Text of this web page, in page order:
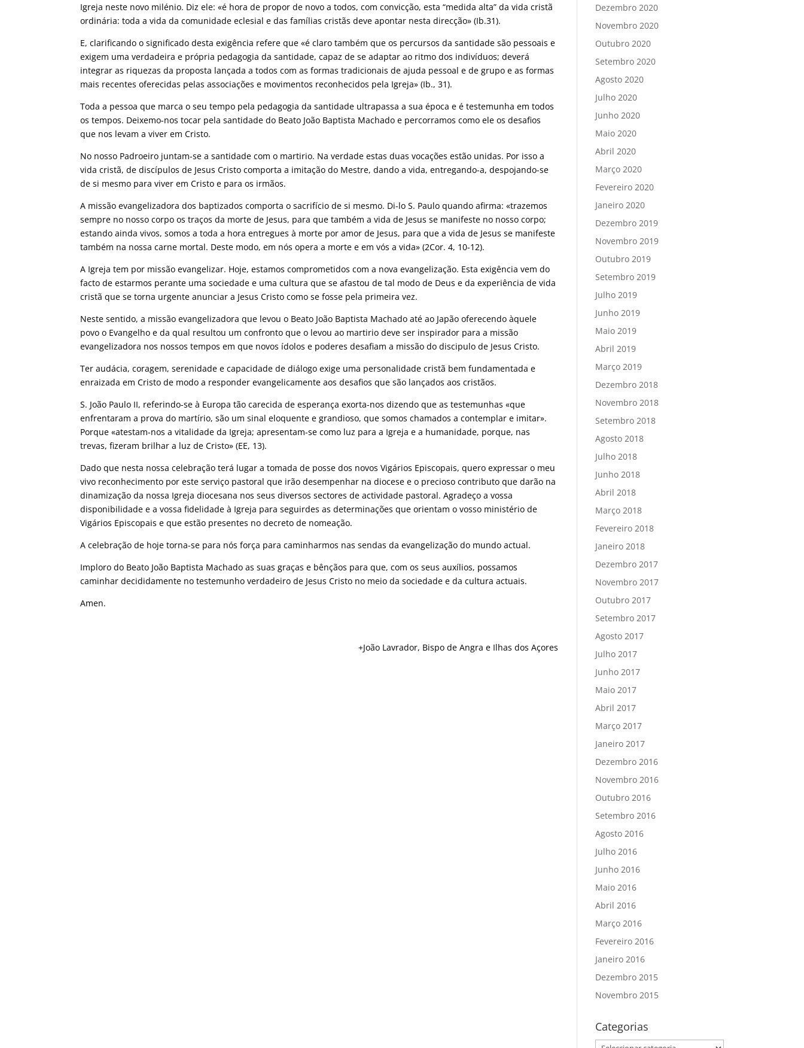
Igreja neste novo milénio. Diz ele: «é hora de propor de novo a todos, com convicção, esta “medida alta” da vida cristã
ordinária: toda a vida da comunidade eclesial e das famílias cristãs deve apontar nesta direcção» (Ib.31).
E, clarificando o significado desta exigência refere que «é claro também que os percursos da santidade são pessoais e
exigem uma verdadeira e própria pedagogia da santidade, capaz de se adaptar ao ritmo dos indivíduos; deverá
integrar as riquezas da proposta lançada a todos com as formas tradicionais de ajuda pessoal e de grupo e as formas
mais recentes oferecidas pelas associações e movimentos reconhecidos pela Igreja» (Ib., 31).
Toda a pessoa que marca o seu tempo pela pedagogia da santidade ultrapassa a sua época e é testemunha em todos
os tempos. Deixemo-nos tocar pela santidade do Beato João Baptista Machado e percorramos como ele os desafios
que nos levam a viver em Cristo.
No nosso Padroeiro juntam-se a santidade com o martirio. Na verdade estas duas vocações estão unidas. Por isso a
vida cristã, de discípulos de Jesus Cristo comporta a imitação do Mestre, dando a vida, entregando-a, despojando-se
de si mesmo para viver em Cristo e para os irmãos.
A missão evangelizadora dos baptizados comporta o sacrifício de si mesmo. Di-lo S. Paulo quando afirma: «trazemos
sempre no nosso corpo os traços da morte de Jesus, para que também a vida de Jesus se manifeste no nosso corpo;
estando ainda vivos, somos a toda a hora entregues à morte por amor de Jesus, para que a vida de Jesus se manifeste
também na nossa carne mortal. Deste modo, em nós opera a morte e em vós a vida» (2Cor. 4, 10-12).
A Igreja tem por missão evangelizar. Hoje, estamos comprometidos com a nova evangelização. Esta exigência vem do
facto de estarmos perante uma sociedade e uma cultura que se afastou de tal modo de Deus e da experiência de vida
cristã que se torna urgente anunciar a Jesus Cristo como se fosse pela primeira vez.
Neste sentido, a missão evangelizadora que levou o Beato João Baptista Machado até ao Japão oferecendo àquele
povo o Evangelho e da qual resultou um confronto que o levou ao martirio deve ser inspirador para a missão
evangelizadora nos nossos tempos em que novos ídolos e poderes desafiam a missão do discipulo de Jesus Cristo.
Ter audácia, coragem, serenidade e capacidade de diálogo exige uma personalidade cristã bem fundamentada e
enraizada em Cristo de modo a responder evangelicamente aos desafios que são lançados aos cristãos.
S. João Paulo II, referindo-se à Europa tão carecida de esperança exorta-nos dizendo que as testemunhas «que
enfrentaram a prova do martírio, são um sinal eloquente e grandioso, que somos chamados a contemplar e imitar».
Porque «atestam-nos a vitalidade da Igreja; apresentam-se como luz para a Igreja e a humanidade, porque, nas
trevas, fizeram brilhar a luz de Cristo» (EE, 13).
Dado que nesta nossa celebração terá lugar a tomada de posse dos novos Vigários Episcopais, quero expressar o meu
vivo reconhecimento por este serviço pastoral que irão desempenhar na diocese e o precioso contributo que darão na
dinamização da nossa Igreja diocesana nos seus diversos sectores de actividade pastoral. Agradeço a vossa
disponibilidade e a vossa fidelidade à Igreja para seguirdes as determinações que orientam o vosso ministério de
Vigários Episcopais e que estão presentes no decreto de nomeação.
A celebração de hoje torna-se para nós força para caminharmos nas sendas da evangelização do mundo actual.
Imploro do Beato João Baptista Machado as suas graças e bênçãos para que, com os seus auxílios, possamos
caminhar decididamente no testemunho verdadeiro de Jesus Cristo no meio da sociedade e da cultura actuais.
Amen.
+João Lavrador, Bispo de Angra e Ilhas dos Açores
Dezembro 2020
Novembro 2020
Outubro 2020
Setembro 2020
Agosto 2020
Julho 2020
Junho 2020
Maio 2020
Abril 2020
Março 2020
Fevereiro 2020
Janeiro 2020
Dezembro 2019
Novembro 2019
Outubro 2019
Setembro 2019
Julho 2019
Junho 2019
Maio 2019
Abril 2019
Março 2019
Dezembro 2018
Novembro 2018
Setembro 2018
Agosto 2018
Julho 2018
Junho 2018
Abril 2018
Março 2018
Fevereiro 2018
Janeiro 2018
Dezembro 2017
Novembro 2017
Outubro 2017
Setembro 2017
Agosto 2017
Julho 2017
Junho 2017
Maio 2017
Abril 2017
Março 2017
Janeiro 2017
Dezembro 2016
Novembro 2016
Outubro 2016
Setembro 2016
Agosto 2016
Julho 2016
Junho 2016
Maio 2016
Abril 2016
Março 2016
Fevereiro 2016
Janeiro 2016
Dezembro 2015
Novembro 2015
Categorias